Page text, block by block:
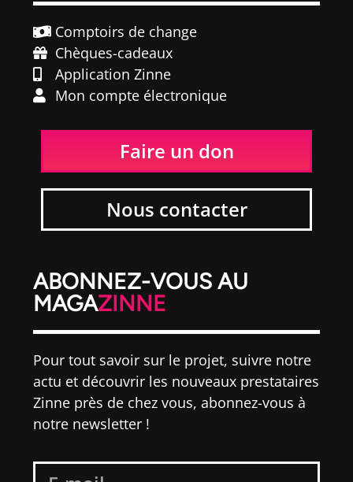
Comptoirs de change
Chèques-cadeaux
Application Zinne
Mon compte électronique
Faire un don
Nous contacter
ABONNEZ-VOUS AU
MAGAZINNE
Pour tout savoir sur le projet, suivre notre
actu et découvrir les nouveaux prestataires
Zinne près de chez vous, abonnez-vous à
notre newsletter !